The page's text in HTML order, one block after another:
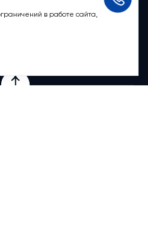
9:00 – 21:00в работе сайта,